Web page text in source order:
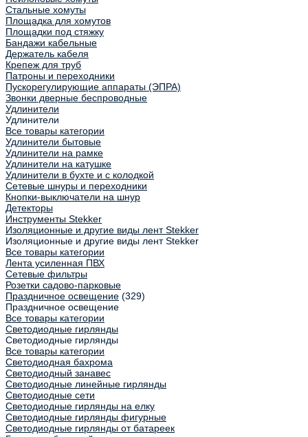
Стальные хомуты
Площадка для хомутов
Площадки под стяжку
Бандажи кабельные
Держатель кабеля
Крепеж для труб
Патроны и переходники
Пускорегулирующие аппараты (ЭПРА)
Звонки дверные беспроводные
Удлинители
Удлинители
Все товары категории
Удлинители бытовые
Удлинители на рамке
Удлинители на катушке
Удлинители в бухте и с колодкой
Сетевые шнуры и переходники
Кнопки-выключатели на шнур
Детекторы
Инструменты Stekker
Изоляционные и другие виды лент Stekker
Изоляционные и другие виды лент Stekker
Все товары категории
Лента усиленная ПВХ
Сетевые фильтры
Розетки садово-парковые
Праздничное освещение (329)
Праздничное освещение
Все товары категории
Светодиодные гирлянды
Светодиодные гирлянды
Все товары категории
Светодиодная бахрома
Светодиодный занавес
Светодиодные линейные гирлянды
Светодиодные сети
Светодиодные гирлянды на елку
Светодиодные гирлянды фигурные
Светодиодные гирлянды от батареек